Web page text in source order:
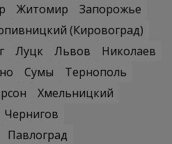
Житомир
Запорожье
(Кировоград)
Луцк Львов
Николаев
Сумы
Тернополь
Хмельницкий
Чернигов
Павлоград